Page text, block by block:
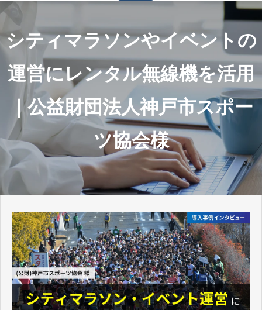
私たちの強み
ご利用の流れ
導入事例
コラム
よくあるご質問
シティマラソンやイベントの
運営にレンタル無線機を活用
｜公益財団法人神戸市スポー
ツ協会様